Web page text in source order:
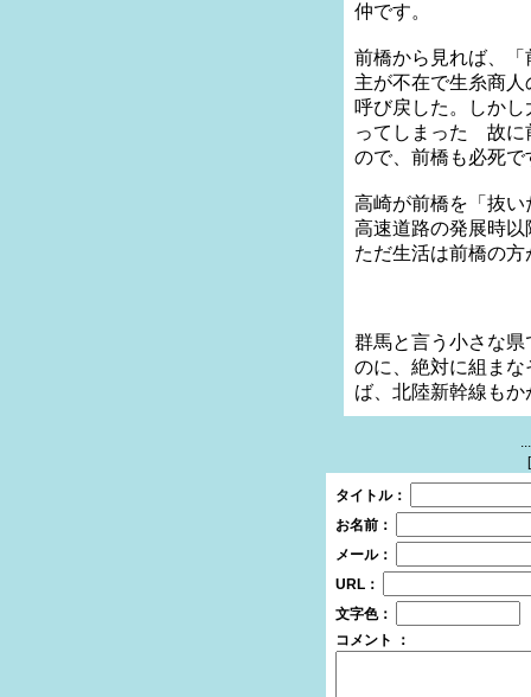
仲です。
前橋から見れば、
主が不在で生糸商
呼び戻した。しか
ってしまった 故に
ので、前橋も必死で
高崎が前橋を「抜
高速道路の発展時
ただ生活は前橋の
群馬と言う小さな
のに、絶対に組ま
ば、北陸新幹線も
[
タイトル：
お名前：
メール：
URL：
文字色：
コメント ：